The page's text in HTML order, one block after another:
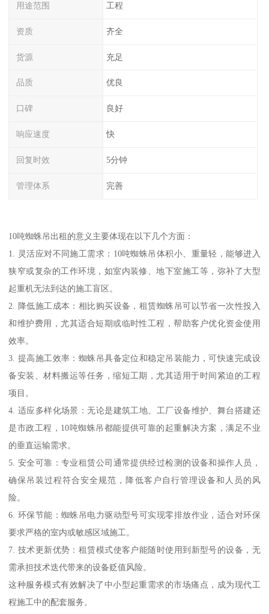
用途范围 工程
资质 齐全
货源 充足
品质 优良
口碑 良好
响应速度 快
回复时效 5分钟
管理体系 完善
10吨蜘蛛吊出租的意义主要体现在以下几个方面：
1. 灵活应对不同施工需求：10吨蜘蛛吊体积小、重量轻，能够进入
狭窄或复杂的工作环境，如室内装修、地下室施工等，弥补了大型
起重机无法到达的施工盲区。
2. 降低施工成本：相比购买设备，租赁蜘蛛吊可以节省一次性投入
和维护费用，尤其适合短期或临时性工程，帮助客户优化资金使用
效率。
3. 提高施工效率：蜘蛛吊具备定位和稳定吊装能力，可快速完成设
备安装、材料搬运等任务，缩短工期，尤其适用于时间紧迫的工程
项目。
4. 适应多样化场景：无论是建筑工地、工厂设备维护、舞台搭建还
是市政工程，10吨蜘蛛吊都能提供可靠的起重解决方案，满足不业
的垂直运输需求。
5. 安全可靠：专业租赁公司通常提供经过检测的设备和操作人员，
确保吊装过程符合安全规范，降低客户自行管理设备和人员的风
险。
6. 环保节能：蜘蛛吊电力驱动型号可实现零排放作业，适合对环保
要求严格的室内或敏感区域施工。
7. 技术更新优势：租赁模式使客户能随时使用到新型号的设备，无
需承担技术迭代带来的设备贬值风险。
这种服务模式有效解决了中小型起重需求的市场痛点，成为现代工
程施工中的配套服务。